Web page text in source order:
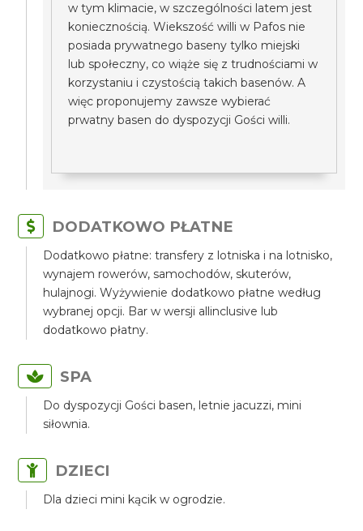
w tym klimacie, w szczególności latem jest
koniecznością. Wiekszość willi w Pafos nie
posiada prywatnego baseny tylko miejski
lub społeczny, co wiąże się z trudnościami w
korzystaniu i czystością takich basenów. A
więc proponujemy zawsze wybierać
prwatny basen do dyspozycji Gości willi.
DODATKOWO PŁATNE
Dodatkowo płatne: transfery z lotniska i na lotnisko,
wynajem rowerów, samochodów, skuterów,
hulajnogi. Wyżywienie dodatkowo płatne według
wybranej opcji. Bar w wersji allinclusive lub
dodatkowo płatny.
SPA
Do dyspozycji Gości basen, letnie jacuzzi, mini
siłownia.
DZIECI
Dla dzieci mini kącik w ogrodzie.